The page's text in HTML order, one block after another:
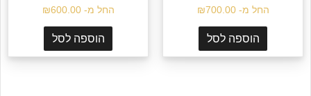
החל מ- ₪700.00
הוספה לסל
החל מ- ₪600.00
הוספה לסל